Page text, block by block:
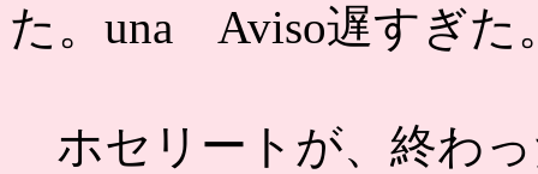
た。una Aviso遅すぎた
ホセリートが、終わ